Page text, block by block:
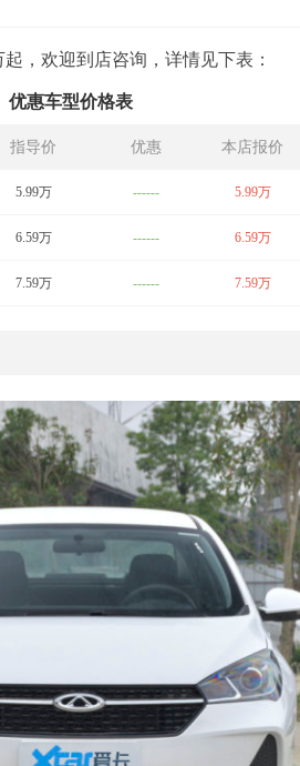
，欢迎到店咨询，详情见下表：
优惠车型价格表
指导价 优惠 本店报价
5.99万 ------ 5.99万
6.59万 ------ 6.59万
7.59万 ------ 7.59万